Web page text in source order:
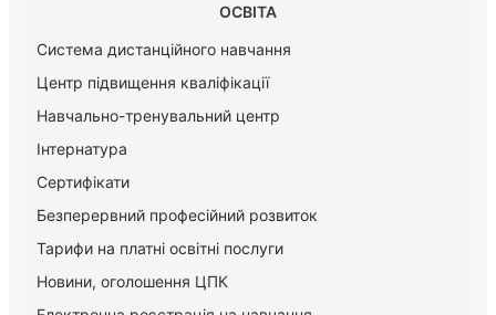
ОСВІТА
Система дистанційного навчання
Центр підвищення кваліфікації
Навчально-тренувальний центр
Інтернатура
Сертифікати
Безперервний професійний розвиток
Тарифи на платні освітні послуги
Новини, оголошення ЦПК